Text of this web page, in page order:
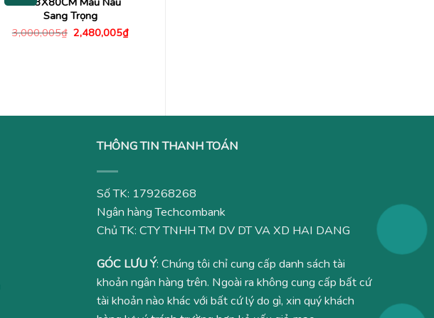
Sang Trọng
3,000,005₫ Giá
gốc
2,480,005₫Giá
THÔNG TIN THANH TOÁN
Số TK: 179268268
Ngân hàng Techcombank
Chủ TK: CTY TNHH TM DV DT VA XD HAI DANG
GÓC LƯU Ý: Chúng tôi chỉ cung cấp danh sách tài
khoản ngân hàng trên. Ngoài ra không cung cấp bất cứ
tài khoản nào khác với bất cứ lý do gì, xin quý khách